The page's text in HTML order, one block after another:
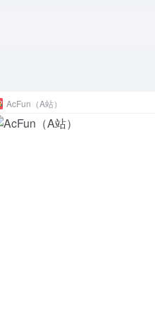
AcFun（A站）